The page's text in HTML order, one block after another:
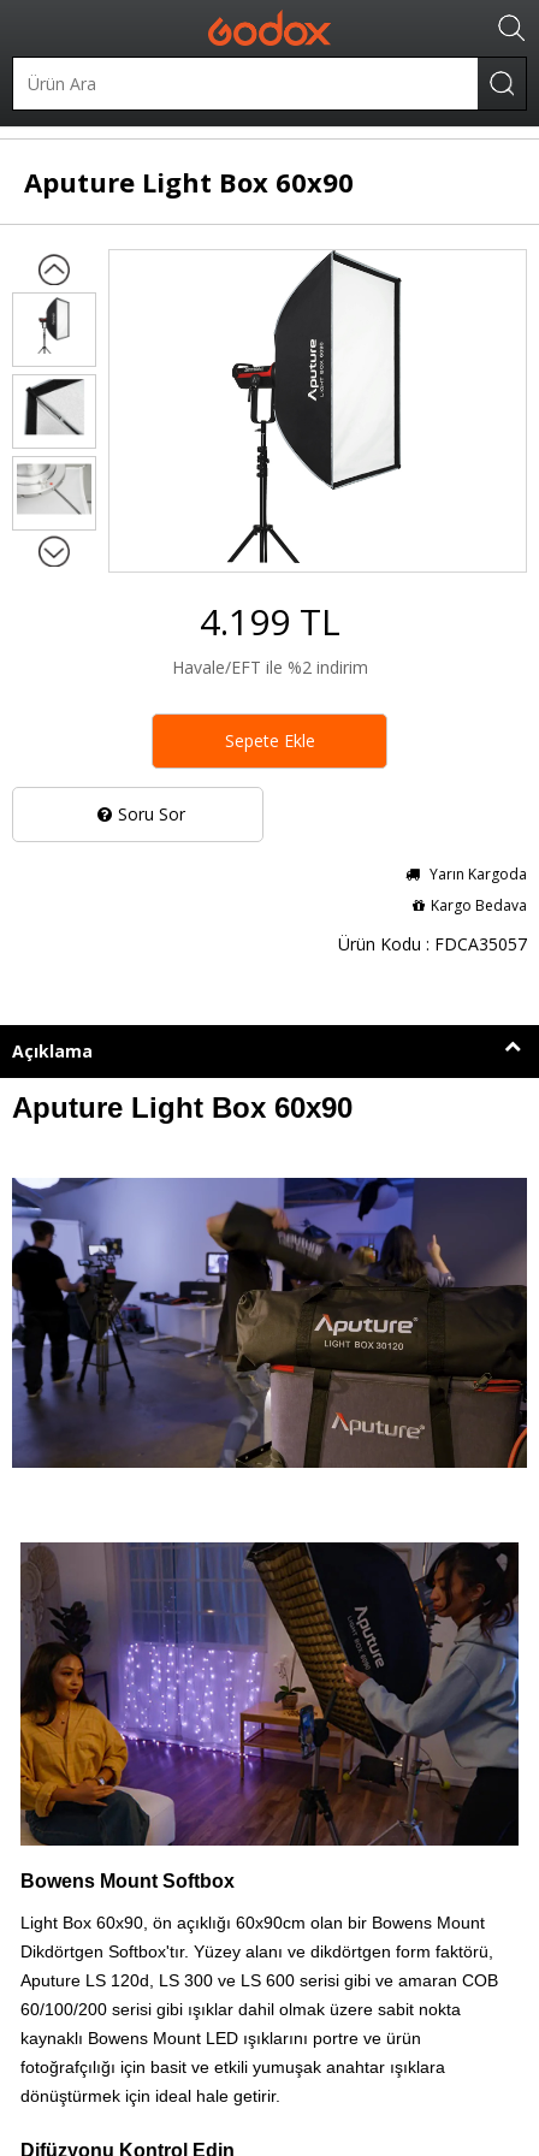
Aputure Light Box 60x90
Soru Sor
4.199 TL
Havale/EFT ile %2 indirim
Yarın Kargoda
Kargo Bedava
Ürün Kodu : FDCA35057
Sepete Ekle
Açıklama
Aputure Light Box 60x90
Bowens Mount Softbox
Light Box 60x90, ön açıklığı 60x90cm olan bir Bowens Mount
Dikdörtgen Softbox'tır. Yüzey alanı ve dikdörtgen form faktörü,
Aputure LS 120d, LS 300 ve LS 600 serisi gibi ve amaran COB
60/100/200 serisi gibi ışıklar dahil olmak üzere sabit nokta
kaynaklı Bowens Mount LED ışıklarını portre ve ürün
fotoğrafçılığı için basit ve etkili yumuşak anahtar ışıklara
dönüştürmek için ideal hale getirir.
Difüzyonu Kontrol Edin